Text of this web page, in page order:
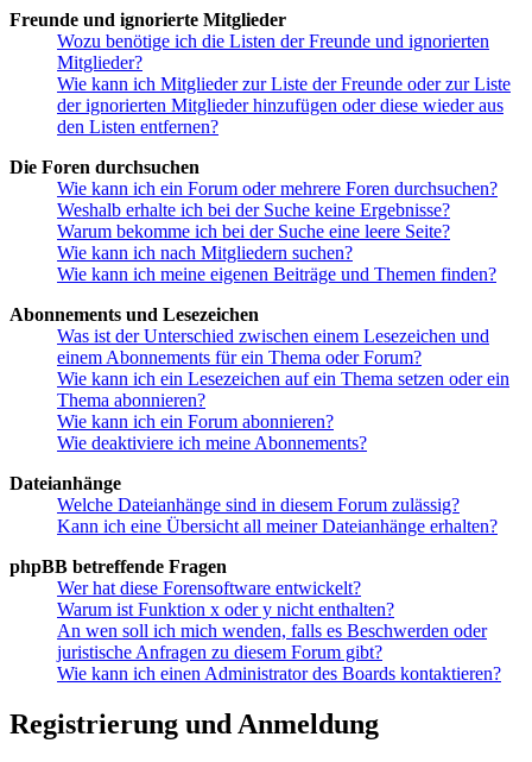
Freunde und ignorierte Mitglieder
Wozu benötige ich die Listen der Freunde und ignorierten
Mitglieder?
Wie kann ich Mitglieder zur Liste der Freunde oder zur Liste
der ignorierten Mitglieder hinzufügen oder diese wieder aus
den Listen entfernen?
Die Foren durchsuchen
Wie kann ich ein Forum oder mehrere Foren durchsuchen?
Weshalb erhalte ich bei der Suche keine Ergebnisse?
Warum bekomme ich bei der Suche eine leere Seite?
Wie kann ich nach Mitgliedern suchen?
Wie kann ich meine eigenen Beiträge und Themen finden?
Abonnements und Lesezeichen
Was ist der Unterschied zwischen einem Lesezeichen und
einem Abonnements für ein Thema oder Forum?
Wie kann ich ein Lesezeichen auf ein Thema setzen oder ein
Thema abonnieren?
Wie kann ich ein Forum abonnieren?
Wie deaktiviere ich meine Abonnements?
Dateianhänge
Welche Dateianhänge sind in diesem Forum zulässig?
Kann ich eine Übersicht all meiner Dateianhänge erhalten?
phpBB betreffende Fragen
Wer hat diese Forensoftware entwickelt?
Warum ist Funktion x oder y nicht enthalten?
An wen soll ich mich wenden, falls es Beschwerden oder
juristische Anfragen zu diesem Forum gibt?
Wie kann ich einen Administrator des Boards kontaktieren?
Registrierung und Anmeldung